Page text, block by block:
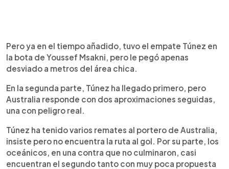
Pero ya en el tiempo añadido, tuvo el empate Túnez en
la bota de Youssef Msakni, pero le pegó apenas
desviado a metros del área chica.
En la segunda parte, Túnez ha llegado primero, pero
Australia responde con dos aproximaciones seguidas,
una con peligro real.
Túnez ha tenido varios remates al portero de Australia,
insiste pero no encuentra la ruta al gol. Por su parte, los
oceánicos, en una contra que no culminaron, casi
encuentran el segundo tanto con muy poca propuesta